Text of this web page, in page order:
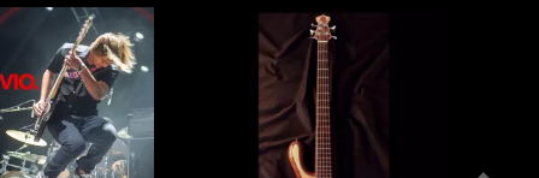
GUITARRAS ELÉCTRICAS